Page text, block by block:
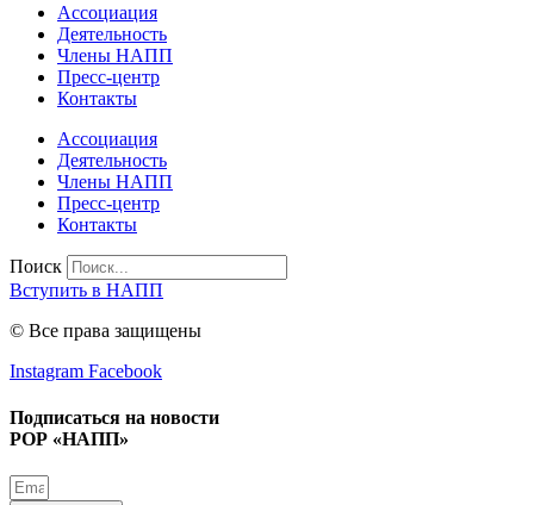
Ассоциация
Деятельность
Члены НАПП
Пресс-центр
Контакты
Ассоциация
Деятельность
Члены НАПП
Пресс-центр
Контакты
Поиск
Вступить в НАПП
© Все права защищены
Instagram Facebook
Подписаться на новости
РОР «НАПП»